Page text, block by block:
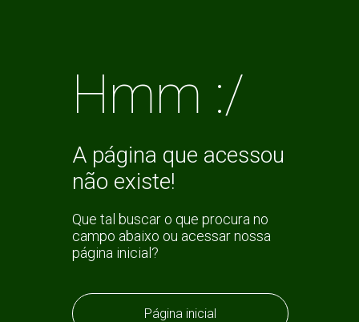
Hmm :/
A página que acessou
não existe!
Que tal buscar o que procura no
campo abaixo ou acessar nossa
página inicial?
Página inicial